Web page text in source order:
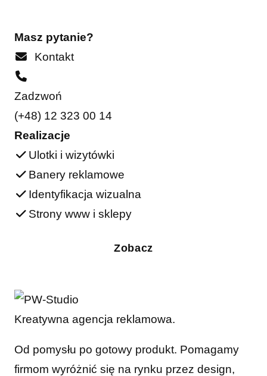
Masz pytanie?
Kontakt
Zadzwoń
(+48) 12 323 00 14
Realizacje
Ulotki i wizytówki
Banery reklamowe
Identyfikacja wizualna
Strony www i sklepy
Zobacz
Kreatywna agencja reklamowa.
Od pomysłu po gotowy produkt. Pomagamy
firmom wyróżnić się na rynku przez design,